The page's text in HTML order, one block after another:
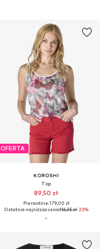
OFERTA
KOROSHI
Top
89,50 zł
Pierwotnie: 179,00 zł
Ostatnia najniższa cena:116,35 zł-23%